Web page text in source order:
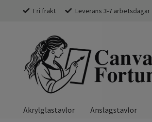
Fri frakt Leverans 3-7 arbetsdagar
Akrylglastavlor Anslagstavlor